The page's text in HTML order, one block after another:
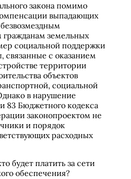
закона помимо
выпадающих
гражданам земельных
социальной поддержки
связанные с оказанием
территории
объектов
социальной
в нарушение
83 Бюджетного кодекса
законопроектом не
и порядок
расходных
будет платить за сети
обеспечения?